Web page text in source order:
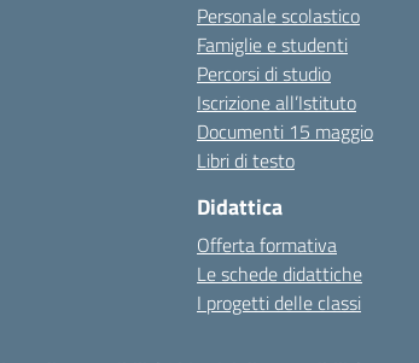
Personale scolastico
Famiglie e studenti
Percorsi di studio
Iscrizione all’Istituto
Documenti 15 maggio
Libri di testo
Didattica
Offerta formativa
Le schede didattiche
I progetti delle classi